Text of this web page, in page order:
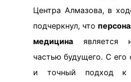
Центра Алмазова, в
подчеркнул, что
медицина является
частью будущего. С его
и точный подход к